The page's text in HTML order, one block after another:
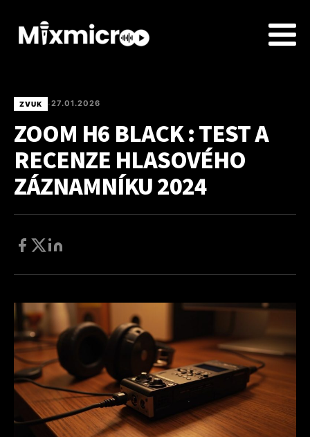
ZVUK • 27.01.2026
ZOOM H6 BLACK : TEST A
RECENZE HLASOVÉHO
ZÁZNAMNÍKU 2024